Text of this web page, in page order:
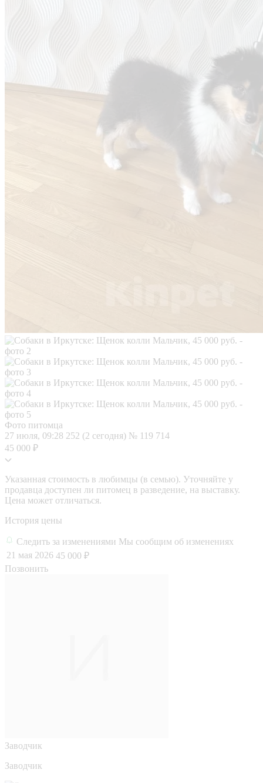
Фото питомца
27 июля, 09:28 252 (2 сегодня) № 119 714
45 000 ₽
Указанная стоимость в любимцы (в семью). Уточняйте у
продавца доступен ли питомец в разведение, на выставку.
Цена может отличаться.
История цены
Следить за изменениями Мы сообщим об изменениях
21 мая 2026 45 000 ₽
Позвонить
Заводчик
Заводчик